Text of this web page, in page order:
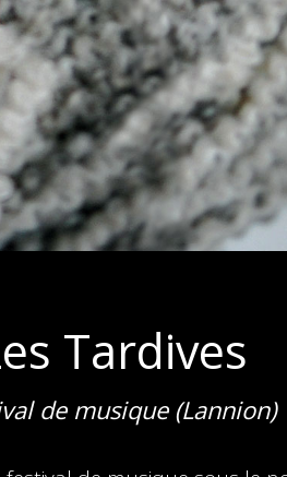
Tardives
de musique (Lannion)